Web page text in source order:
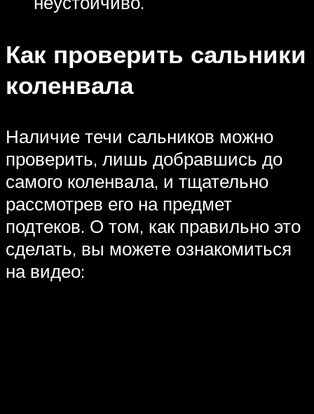
Как проверить сальники
коленвала
Наличие течи сальников можно
проверить, лишь добравшись до
самого коленвала, и тщательно
рассмотрев его на предмет
подтеков. О том, как правильно это
сделать, вы можете ознакомиться
на видео: